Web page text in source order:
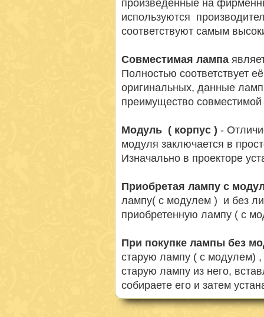
произведенные на
используются
соответствуют самым
Совместимая лампа
Полностью соответствует
оригинальных, данные
преимущество
Модуль ( корпус ) -
модуля заключается в
Изначально в проекторе
Приобретая лампу с
лампу( с модулем ) и без
приобретенную лампу ( с
При покупке лампы без
старую лампу ( с модулем) ,
старую лампу из него,
собираете его и затем